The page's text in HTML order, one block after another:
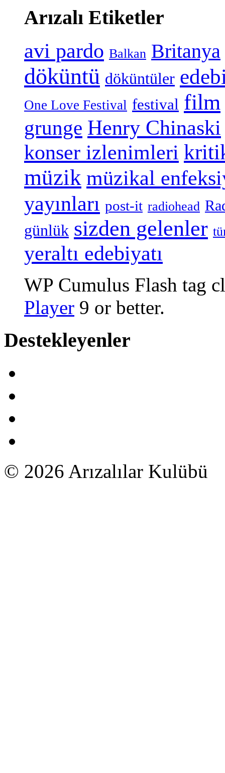
Arızalı Etiketler
avi pardo Balkan Britanya
döküntü döküntüler
One Love Festival festival film
grunge Henry Chinaski
konser izlenimleri
müzik müzikal
yayınları post-it radiohead
günlük sizden gelenler
yeraltı edebiyatı
WP Cumulus Flash tag
Player 9 or better.
Destekleyenler
© 2026 Arızalılar Kulübü